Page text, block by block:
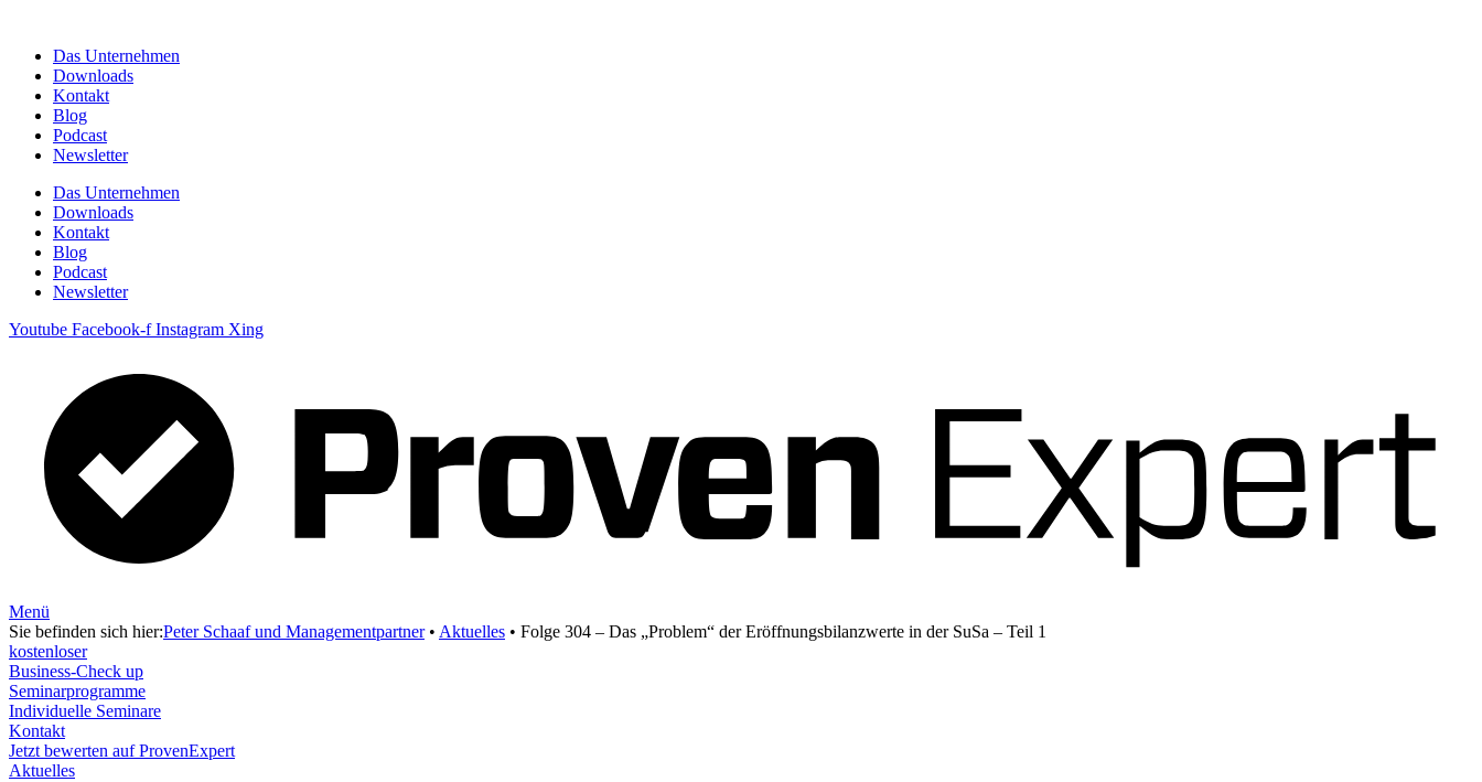
springenDas Unternehmen
Downloads
Kontakt
Blog
Podcast
Newsletter
Das Unternehmen
Downloads
Kontakt
Blog
Podcast
Newsletter
Youtube Facebook-f Instagram Xing
Menü
Sie befinden sich hier:Peter Schaaf und Managementpartner• Aktuelles • Folge 304 – Das „Problem“ der Eröffnungsbilanzwerte in der SuSa – Teil 1
kostenloser
Business-Check up
Seminarprogramme
Individuelle Seminare
Kontakt
Jetzt bewerten auf ProvenExpert
Aktuelles